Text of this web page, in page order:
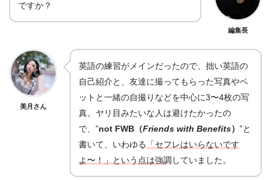
ですか？
編集長
美月さん
英語の練習がメインだったので、拙い英語の
自己紹介と、友達に撮ってもらった写真やペ
ットと一緒の自撮りなどを中心に3〜4枚の写
真。ヤリ目みたいな人は避けたかったの
で、”not FWB（Friends with Benefits） ”と
書いて、いわゆる
「セフレはいらないです
よ〜！」という点は強調 していました。